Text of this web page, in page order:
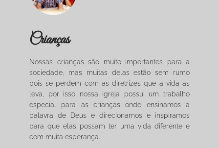
Crianças
Nossas crianças são muito importantes para a
sociedade, mas muitas delas estão sem rumo
pois se perdem com as diretrizes que a vida as
leva, por isso nossa igreja possui um trabalho
especial para as crianças onde ensinamos a
palavra de Deus e direcionamos e inspiramos
para que elas possam ter uma vida diferente e
com muita esperança.